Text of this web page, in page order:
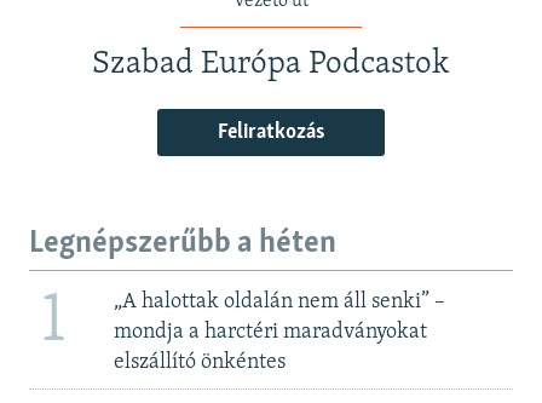
Szabad Európa Podcastok
Feliratkozás
Legnépszerűbb a héten
1
„A halottak oldalán nem áll senki” –
mondja a harctéri maradványokat
elszállító önkéntes